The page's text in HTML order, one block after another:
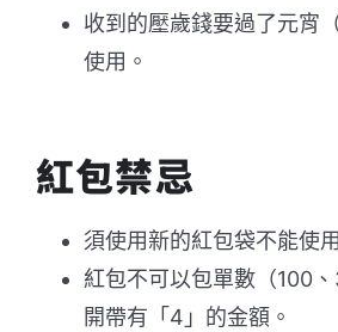
收到的壓歲錢要過了元宵
使用。
紅包禁忌
須使用新的紅包袋不能使
紅包不可以包單數（100
開帶有「4」的金額。